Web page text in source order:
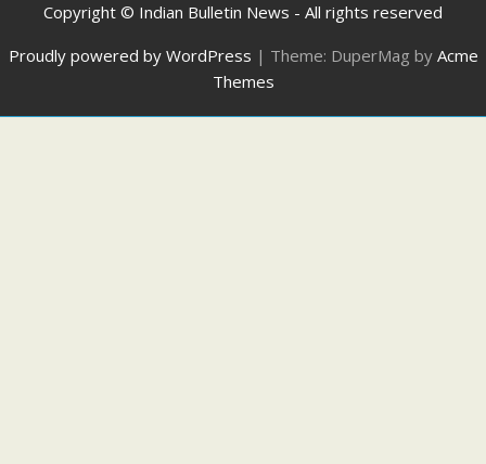
Copyright © Indian Bulletin News - All rights reserved
Proudly powered by WordPress | Theme: DuperMag by Acme
Themes